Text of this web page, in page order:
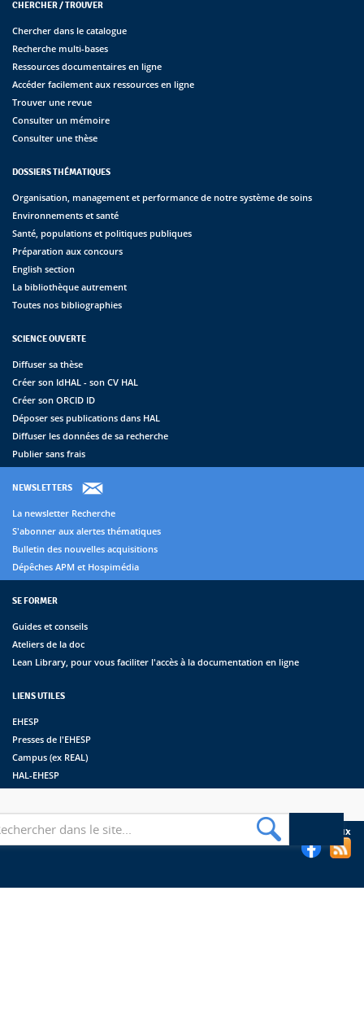
CHERCHER / TROUVER
Chercher dans le catalogue
Recherche multi-bases
Ressources documentaires en ligne
Accéder facilement aux ressources en ligne
Trouver une revue
Consulter un mémoire
Consulter une thèse
DOSSIERS THÉMATIQUES
Organisation, management et performance de notre système de soins
Environnements et santé
Santé, populations et politiques publiques
Préparation aux concours
English section
La bibliothèque autrement
Toutes nos bibliographies
SCIENCE OUVERTE
Diffuser sa thèse
Créer son IdHAL - son CV HAL
Créer son ORCID ID
Déposer ses publications dans HAL
Diffuser les données de sa recherche
Publier sans frais
NEWSLETTERS
La newsletter Recherche
S'abonner aux alertes thématiques
Bulletin des nouvelles acquisitions
Dépêches APM et Hospimédia
SE FORMER
Guides et conseils
Ateliers de la doc
Lean Library, pour vous faciliter l'accès à la documentation en ligne
LIENS UTILES
EHESP
Presses de l'EHESP
Campus (ex REAL)
HAL-EHESP
Suivez les bibliothèques de l'EHESP sur les réseaux sociaux